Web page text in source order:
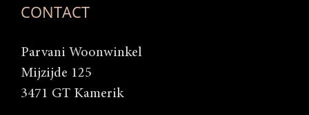
CONTACT
Parvani Woonwinkel
Mijzijde 125
3471 GT Kamerik